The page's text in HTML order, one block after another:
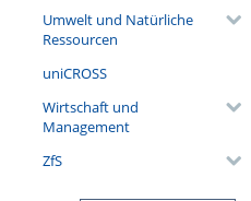
Umwelt und Natürliche
Ressourcen
uniCROSS
Wirtschaft und
Management
ZfS